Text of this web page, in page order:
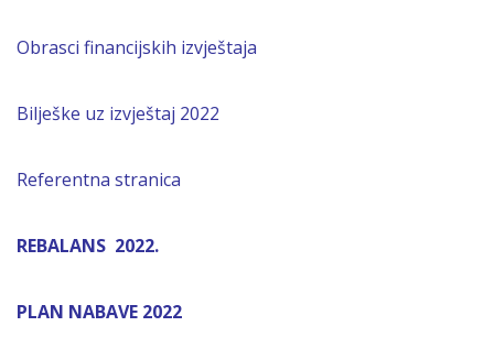
Obrasci financijskih izvještaja
Bilješke uz izvještaj 2022
Referentna stranica
REBALANS 2022.
PLAN NABAVE 2022